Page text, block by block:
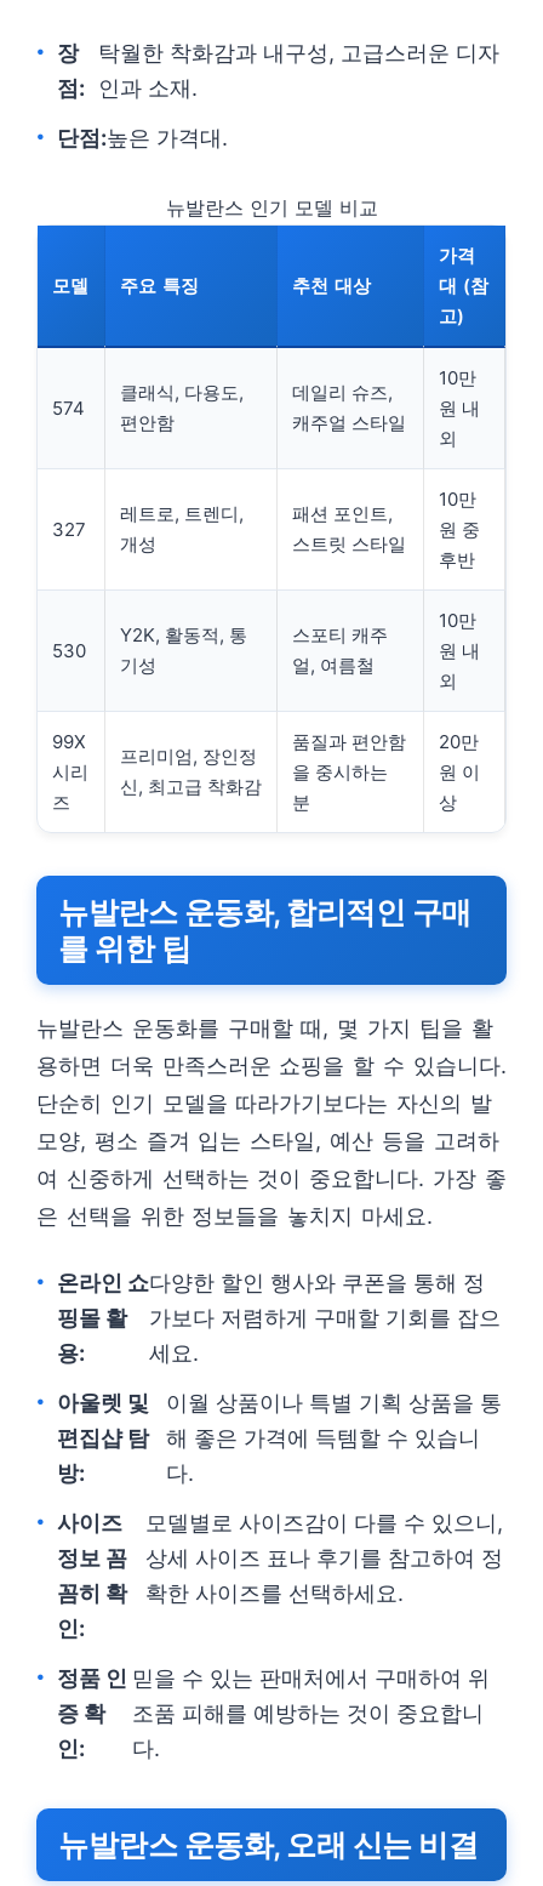
장
점:
탁월한 착화감과 내구성, 고급스러운 디자
인과 소재.
단점:높은 가격대.
뉴발란스 인기 모델 비교
모델 주요 특징 추천 대상
가격
대 (참
고)
574
클래식, 다용도,
편안함
데일리 슈즈,
캐주얼 스타일
10만
원 내
외
327
레트로, 트렌디,
개성
패션 포인트,
스트릿 스타일
10만
원 중
후반
530
Y2K, 활동적, 통
기성
스포티 캐주
얼, 여름철
10만
원 내
외
99X
시리
즈
프리미엄, 장인정
신, 최고급 착화감
품질과 편안함
을 중시하는
분
20만
원 이
상
뉴발란스 운동화, 합리적인 구매
를 위한 팁
뉴발란스 운동화를 구매할 때, 몇 가지 팁을 활
용하면 더욱 만족스러운 쇼핑을 할 수 있습니다.
단순히 인기 모델을 따라가기보다는 자신의 발
모양, 평소 즐겨 입는 스타일, 예산 등을 고려하
여 신중하게 선택하는 것이 중요합니다. 가장 좋
은 선택을 위한 정보들을 놓치지 마세요.
온라인 쇼
핑몰 활
용:
다양한 할인 행사와 쿠폰을 통해 정
가보다 저렴하게 구매할 기회를 잡으
세요.
아울렛 및
편집샵 탐
방:
이월 상품이나 특별 기획 상품을 통
해 좋은 가격에 득템할 수 있습니
다.
사이즈
정보 꼼
꼼히 확
인:
모델별로 사이즈감이 다를 수 있으니,
상세 사이즈 표나 후기를 참고하여 정
확한 사이즈를 선택하세요.
정품 인
증 확
인:
믿을 수 있는 판매처에서 구매하여 위
조품 피해를 예방하는 것이 중요합니
다.
뉴발란스 운동화, 오래 신는 비결